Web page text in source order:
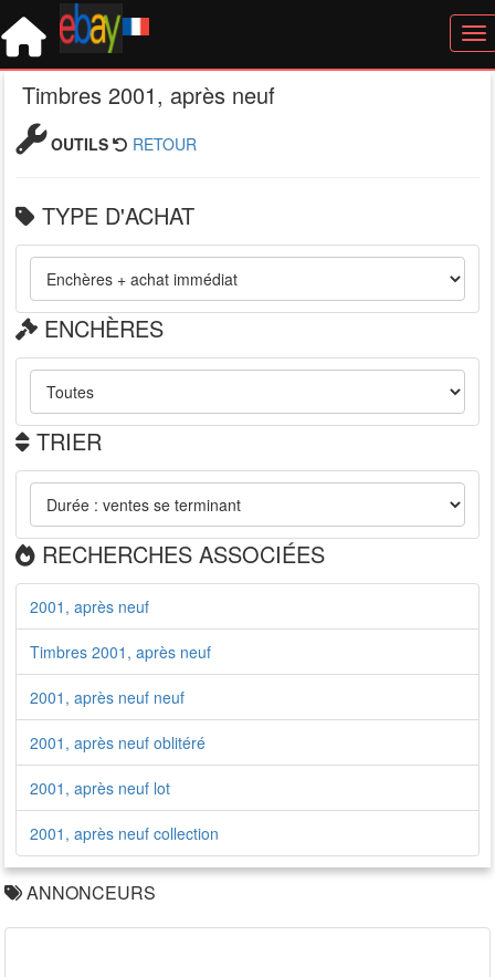
Timbres 2001, après neuf
OUTILS RETOUR
TYPE D'ACHAT
ENCHÈRES
TRIER
RECHERCHES ASSOCIÉES
2001, après neuf
Timbres 2001, après neuf
2001, après neuf neuf
2001, après neuf oblitéré
2001, après neuf lot
2001, après neuf collection
ANNONCEURS